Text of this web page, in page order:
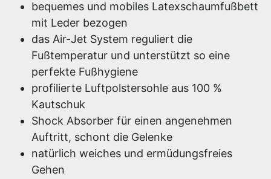
bequemes und mobiles Latexschaumfußbett
mit Leder bezogen
das Air-Jet System reguliert die
Fußtemperatur und unterstützt so eine
perfekte Fußhygiene
profilierte Luftpolstersohle aus 100 %
Kautschuk
Shock Absorber für einen angenehmen
Auftritt, schont die Gelenke
natürlich weiches und ermüdungsfreies
Gehen